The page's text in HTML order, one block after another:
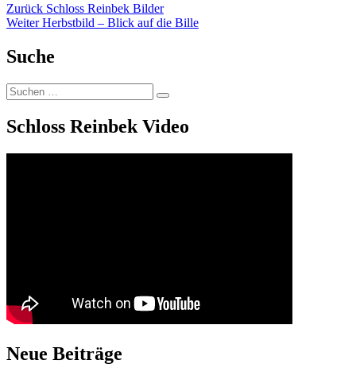
Beitragsnavigation
Zurück Vorheriger
Beitrag:
Schloss Reinbek Bilder
Weiter Nächster
Herbstbild – Blick auf die Bille
Suche
Suchen
nach:
Suchen
Schloss Reinbek Video
Neue Beiträge